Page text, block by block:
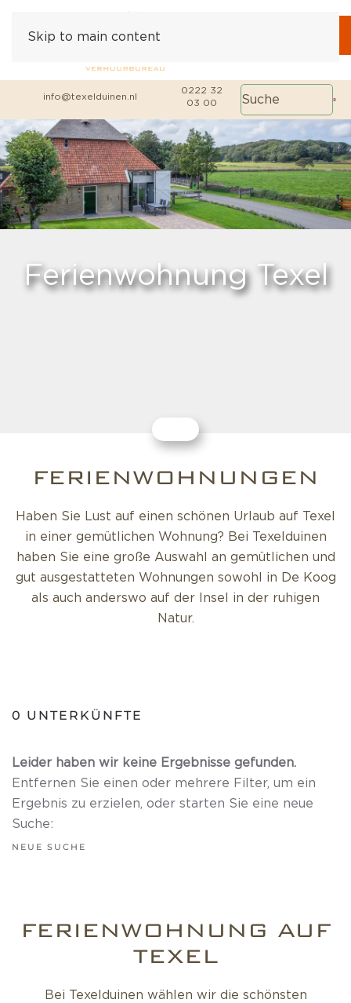
Skip to main content
info@texelduinen.nl
0222 32
03 00
Ferienwohnung Texel
FERIENWOHNUNGEN
Haben Sie Lust auf einen schönen Urlaub auf Texel
in einer gemütlichen Wohnung? Bei Texelduinen
haben Sie eine große Auswahl an gemütlichen und
gut ausgestatteten Wohnungen sowohl in De Koog
als auch anderswo auf der Insel in der ruhigen
Natur.
0 UNTERKÜNFTE
Leider haben wir keine Ergebnisse gefunden.
Entfernen Sie einen oder mehrere Filter, um ein
Ergebnis zu erzielen, oder starten Sie eine neue
Suche:
NEUE SUCHE
FERIENWOHNUNG AUF
TEXEL
Bei Texelduinen wählen wir die schönsten